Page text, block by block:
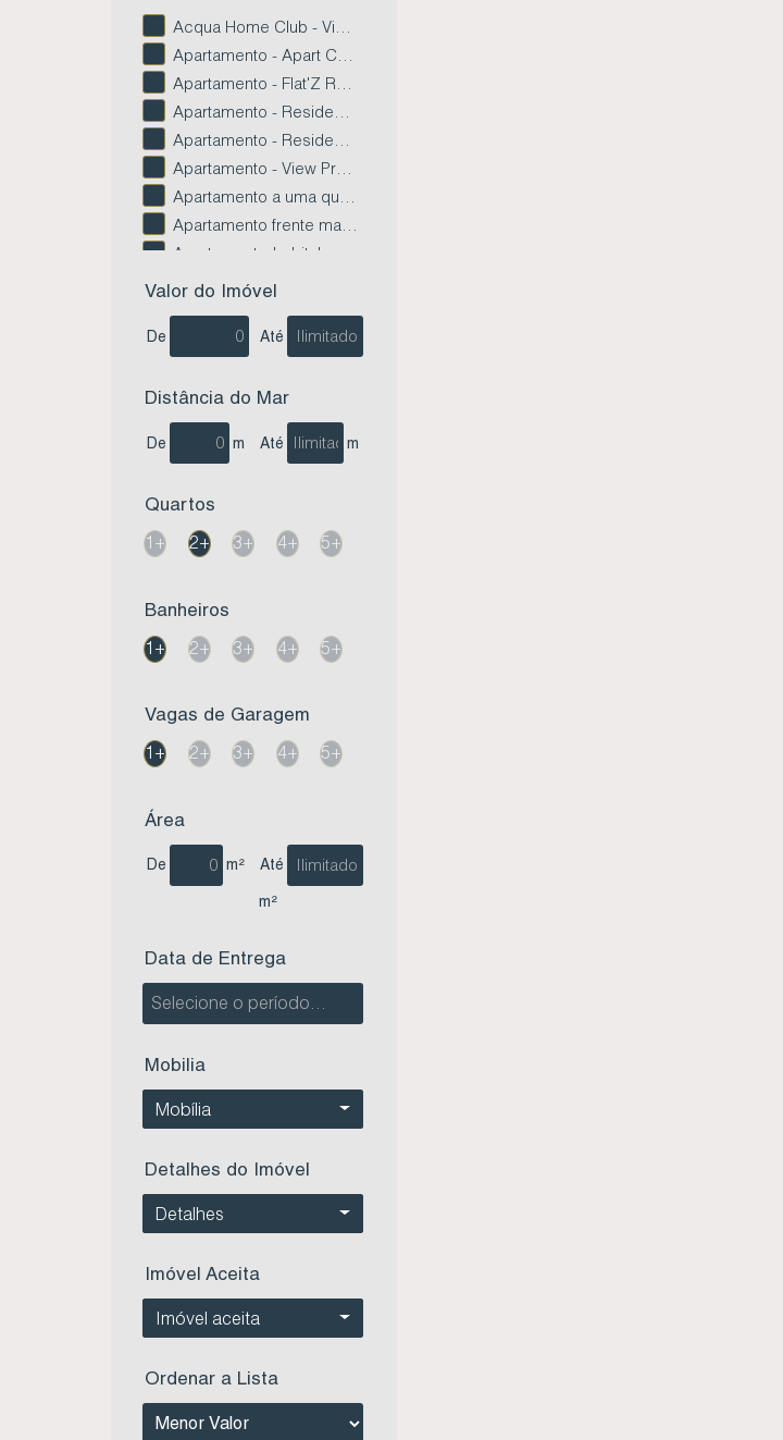
Acqua Home Club - Vista Mar - Centro - Imbituba SC (15)
Apartamento - Apart Cauda da Baleia - Limpa - Garopaba SC (4)
Apartamento - Flat'Z Residence - Paes Leme - Imbituba Sc (2)
Apartamento - Residencial Bellas Artes - Centro - Imbituba SC (3)
Apartamento - Residencial Tenerife - Campo Duna - Imbituba SC (1)
Apartamento - View Praia da Vila - Vila Nova - Imbituba Sc (2)
Apartamento a uma quadra do Mar - Villa Del Mar - Centro de Imbituba SC (3)
Apartamento frente mar - Residencial O Jangadeiro - Centro - Imbituba SC (1)
Apartamento no Edifício Atlantic - Centro - Imbituba SC (2)
Apartamento no Edifício Prime Tower - Village - Imbituba SC (1)
Apartamento no Residencial Águas do Rosa - Ibiraquera - Imbituba SC (1)
Apartamento no Residencial Costa do Sol - Centro- Imbituba SC (1)
Apartamento no Residencial Mirante do Atlântico - Village - Imbituba SC (1)
Apartamento no Residencial Quatro Estações - Campo Duna - Garopaba SC (2)
Apartamento no Residencial Simon - Centro - Imbituba Sc (1)
Apartamento no Residencial Solar II - Vila Nova - Imbituba SC (1)
Apartamento Perto da Praia - Residencial Topázio - Village - Imbituba Sc (1)
Apartamento próximo à Praia da Vila - Pérgamo Residence - Centro - Imbituba SC (1)
Apartamento próximo à Praia de Garopaba - Residencial Panorâmico - Jardim Panorâmico - Garopaba SC (1)
Apartamento Residencial Imbé - Centro - Imbituba SC (1)
Apartamento studios - The One Tower - Centro de Imbituba SC (2)
Valor do Imóvel
De Até
Distância do Mar
De m Até m
Quartos
1+
2+ 3+ 4+ 5+
Banheiros
1+
2+ 3+ 4+ 5+
Vagas de Garagem
1+
2+ 3+ 4+ 5+
Área
De m² Até
m²
Data de Entrega
Mobilia
Mobília
Detalhes do Imóvel
Detalhes
Imóvel Aceita
Imóvel aceita
Ordenar a Lista